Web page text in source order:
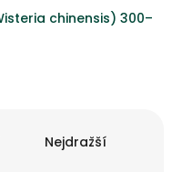
chinensis) 300–
Nejdražší